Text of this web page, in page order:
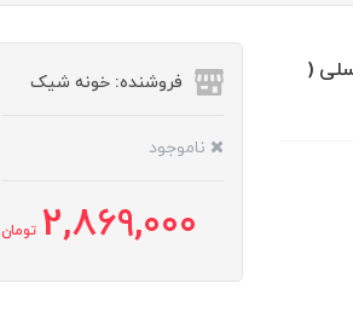
عسلی (
فروشنده: خونه شیک
ناموجود
2,869,000 تومان